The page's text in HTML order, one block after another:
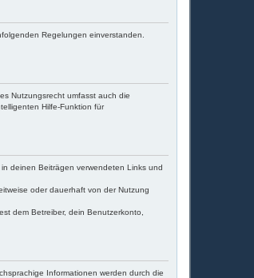
Regelungen einverstanden.
Nutzungsrecht umfasst auch die
Hilfe-Funktion für
deinen Beiträgen verwendeten Links und
oder dauerhaft von der Nutzung
dem Betreiber, dein Benutzerkonto,
Informationen werden durch die